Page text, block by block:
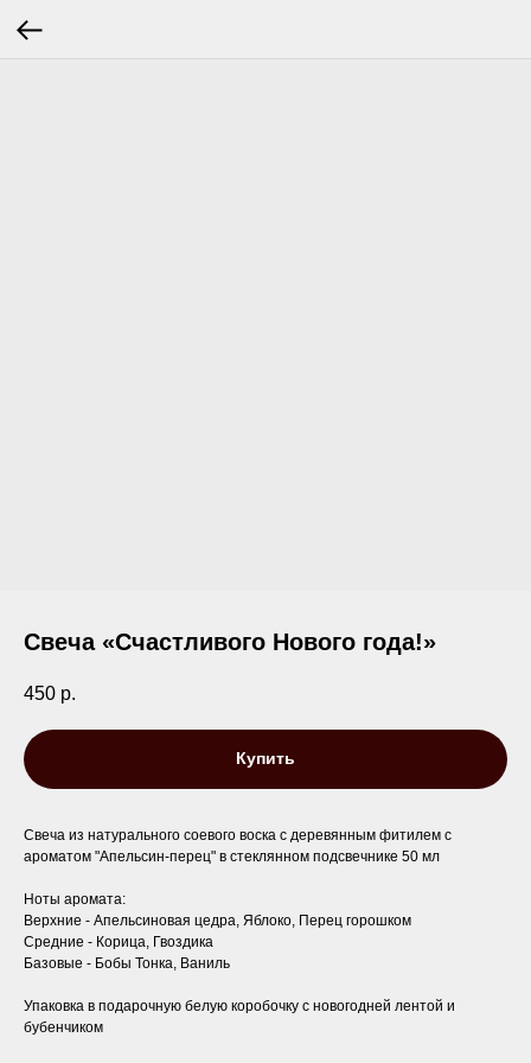
Свеча «Счастливого Нового года!»
450 р.
Купить
Свеча из натурального соевого воска с деревянным фитилем с
ароматом "Апельсин-перец" в стеклянном подсвечнике 50 мл
Ноты аромата:
Верхние - Апельсиновая цедра, Яблоко, Перец горошком
Средние - Корица, Гвоздика
Базовые - Бобы Тонка, Ваниль
Упаковка в подарочную белую коробочку с новогодней лентой и
бубенчиком